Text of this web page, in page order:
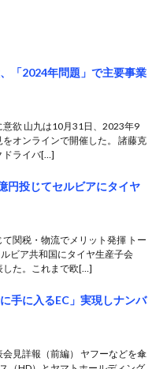
「2024年問題」で主要事業
欲 山九は10月31日、2023年9
オンラインで開催した。 諸藤克
ドライバ[…]
円投じてセルビアにタイヤ
関税・物流でメリット発揮 トー
ビア共和国にタイヤ生産子会
した。これまで欧[…]
手に入るEC」実現しナンバ
見詳報（前編） ヤフーなどを傘